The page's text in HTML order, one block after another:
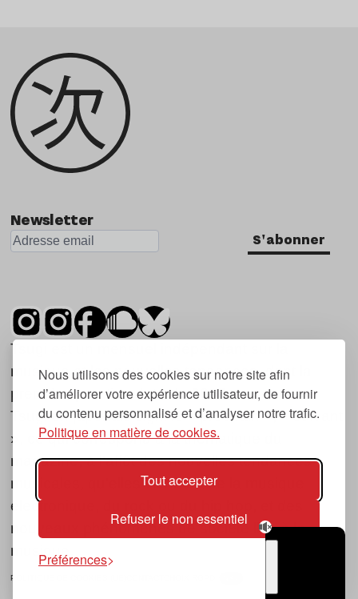
Nous utilisons des cookies sur notre site afin
d’améliorer votre expérience utilisateur, de fournir
du contenu personnalisé et d’analyser notre trafic.
Politique en matière de cookies.
Tout accepter
Refuser le non essentiel
Préférences
Newsletter
S'abonner
Tsugi est un mensuel indépendant sur la
musique et les nouvelles tendances, dont la
première parution date de 2007.
Tsugi en japonais signifie « prochain », « suivant
», ce qui correspond à la thématique du
magazine, à l’affût des nouvelles tendances
musicales, qu’elles viennent de la musique
électronique, du rock ou du hip hop, et des
nouveaux phénomènes de société liés à la
musique.
POLITIQUE DE COOKIES (UE)